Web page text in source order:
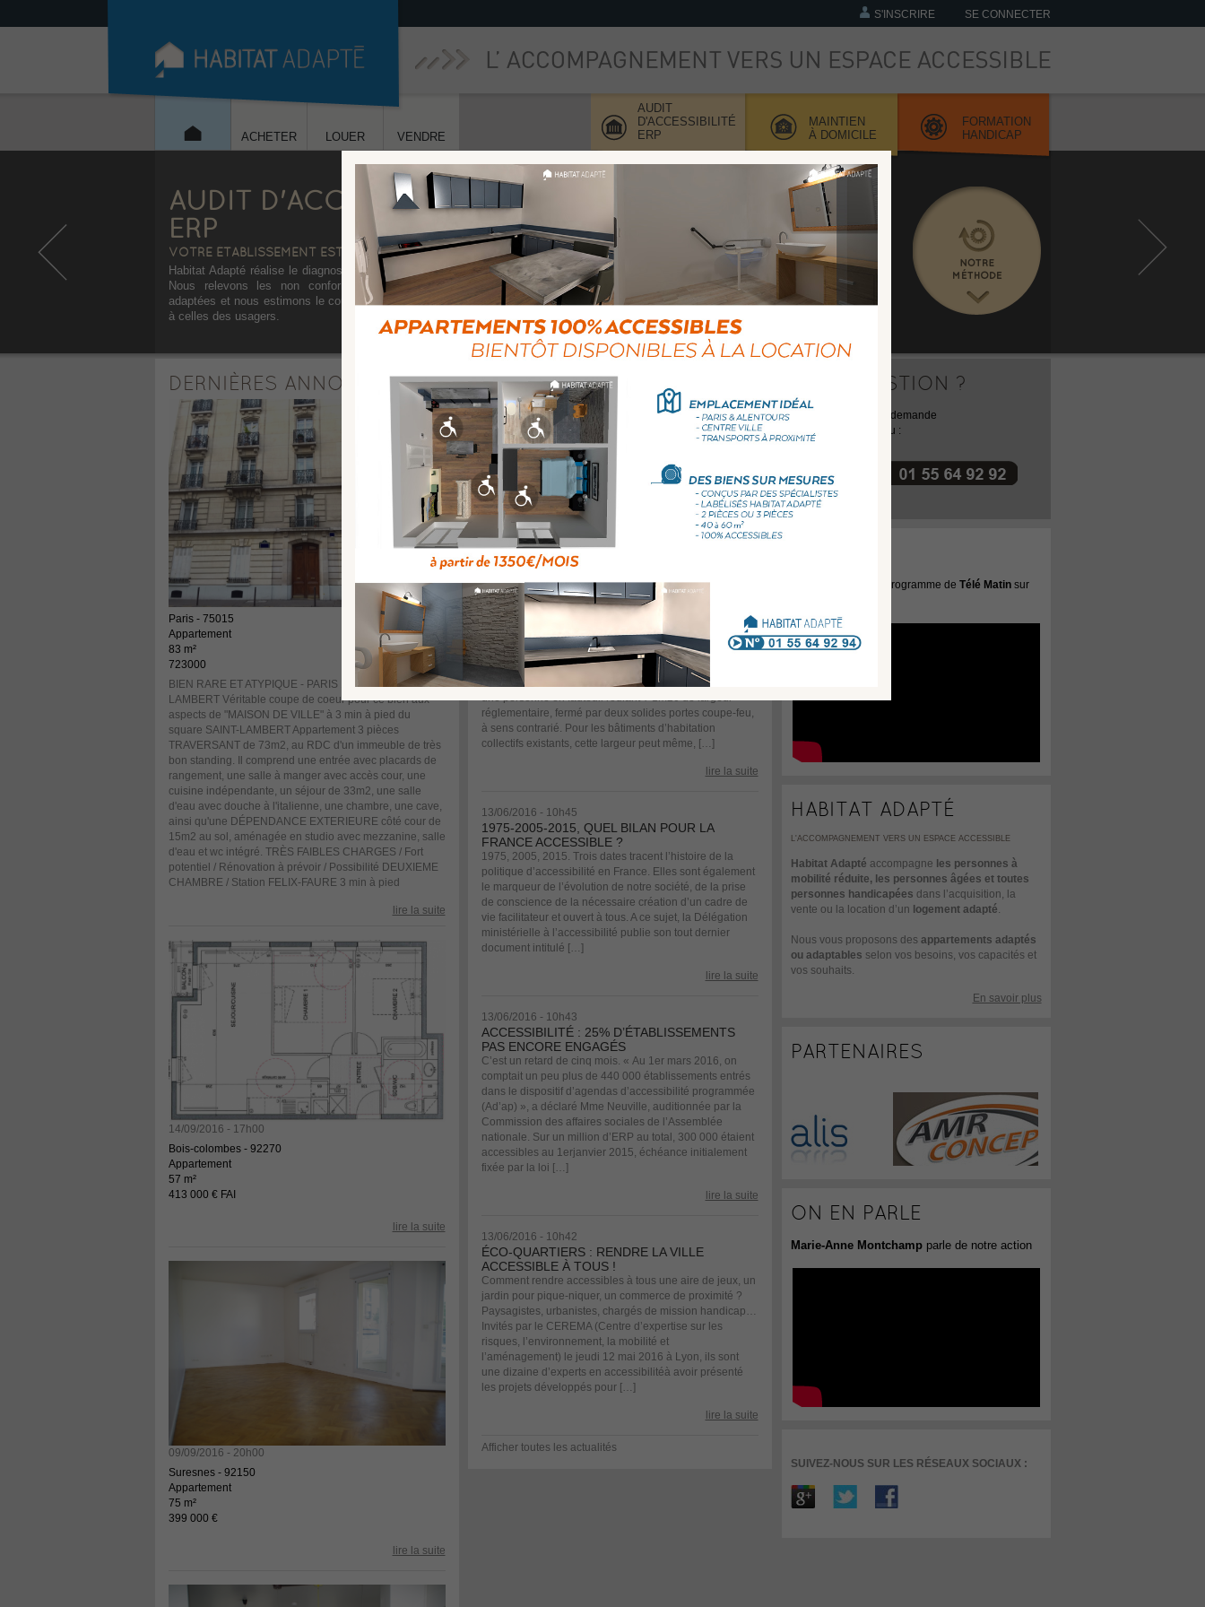
S'INSCRIRE SE CONNECTER
ACHETER LOUER VENDRE
AUDIT
D'ACCESSIBILITÉ
ERP
MAINTIEN
À DOMICILE
FORMATION
HANDICAP
AUDIT D'ACCESSIBILITÉ
ERP
VOTRE ÉTABLISSEMENT EST-IL CONFORME ?
Habitat Adapté réalise le diagnostic d’accessibilité de votre établissement.
Nous relevons les non conformités, nous préconisons des solutions
adaptées et nous estimons le coût des travaux, alliant vos problématiques
à celles des usagers.
DERNIÈRES ANNONCES
Paris - 75015
Appartement
83 m²
723000
BIEN RARE ET ATYPIQUE - PARIS 15E - SAINT-
LAMBERT Véritable coupe de coeur pour ce bien aux
aspects de "MAISON DE VILLE" à 3 min à pied du
square SAINT-LAMBERT Appartement 3 pièces
TRAVERSANT de 73m2, au RDC d'un immeuble de très
bon standing. Il comprend une entrée avec placards de
rangement, une salle à manger avec accès cour, une
cuisine indépendante, un séjour de 33m2, une salle
d'eau avec douche à l'italienne, une chambre, une cave,
ainsi qu'une DÉPENDANCE EXTERIEURE côté cour de
15m2 au sol, aménagée en studio avec mezzanine, salle
d'eau et wc intégré. TRÈS FAIBLES CHARGES / Fort
potentiel / Rénovation à prévoir / Possibilité DEUXIEME
CHAMBRE / Station FELIX-FAURE 3 min à pied
lire la suite
14/09/2016 - 17h00
Bois-colombes - 92270
Appartement
57 m²
413 000 € FAI
lire la suite
09/09/2016 - 20h00
Suresnes - 92150
Appartement
75 m²
399 000 €
lire la suite
ACTUALITÉS
13/06/2016 - 10h57
CARTE MOBILITÉ INCLUSION : LA FIN DES
AUTRES CARTES !
La carte « mobilité inclusion » annoncée par le Président
de la République lors de la Conférence nationale du
handicap de décembre 2014, sera disponible à partir du
premier janvier 2017. Elle se substituera aux cartes dites
« de stationnement », « de priorité » et « d’invalidité »
tout en maintenant les droits des personnes. L’objectif
est de raccourcir nettement le délai […]
13/06/2016 - 10h55
VICTOIRE POUR L’ACCESSIBILITÉ, DES SAS
DE PARKING ÉLARGIS !
Imaginez un incendie dans le parking d’un immeuble…
Heureusement, il est séparé des parties communes par
un sas. Mais que se passe-t-il si, dans ce sas, circule
une personne en fauteuil roulant ? 1m20 de largeur
réglementaire, fermé par deux solides portes coupe-feu,
à sens contrarié. Pour les bâtiments d’habitation
collectifs existants, cette largeur peut même, […]
lire la suite
13/06/2016 - 10h45
1975-2005-2015, QUEL BILAN POUR LA
FRANCE ACCESSIBLE ?
1975, 2005, 2015. Trois dates tracent l’histoire de la
politique d’accessibilité en France. Elles sont également
le marqueur de l’évolution de notre société, de la prise
de conscience de la nécessaire création d’un cadre de
vie facilitateur et ouvert à tous. A ce sujet, la Délégation
ministérielle à l’accessibilité publie son tout dernier
document intitulé […]
lire la suite
13/06/2016 - 10h43
ACCESSIBILITÉ : 25% D’ÉTABLISSEMENTS
PAS ENCORE ENGAGÉS
C’est un retard de cinq mois. « Au 1er mars 2016, on
comptait un peu plus de 440 000 établissements entrés
dans le dispositif d’agendas d’accessibilité programmée
(Ad’ap) », a déclaré Mme Neuville, auditionnée par la
Commission des affaires sociales de l’Assemblée
nationale. Sur un million d’ERP au total, 300 000 étaient
accessibles au 1erjanvier 2015, échéance initialement
fixée par la loi […]
lire la suite
13/06/2016 - 10h42
ÉCO-QUARTIERS : RENDRE LA VILLE
ACCESSIBLE À TOUS !
Comment rendre accessibles à tous une aire de jeux, un
jardin pour pique-niquer, un commerce de proximité ?
Paysagistes, urbanistes, chargés de mission handicap…
Invités par le CEREMA (Centre d’expertise sur les
risques, l’environnement, la mobilité et
l’aménagement) le jeudi 12 mai 2016 à Lyon, ils sont
une dizaine d’experts en accessibilitéà avoir présenté
les projets développés pour […]
lire la suite
Afficher toutes les actualités
UNE QUESTION ?
Envoyez-nous votre demande
ou contactez-nous au :
OU
au programme de Télé Matinsur
HABITAT ADAPTÉ
L'ACCOMPAGNEMENT VERS UN ESPACE ACCESSIBLE
Habitat Adapté accompagne les personnes à
mobilité réduite, les personnes âgées et toutes
personnes handicapées dans l’acquisition, la
vente ou la location d’un logement adapté.
Nous vous proposons des appartements adaptés
ou adaptables selon vos besoins, vos capacités et
vos souhaits.
En savoir plus
PARTENAIRES
ON EN PARLE
Marie-Anne Montchamp parle de notre action
SUIVEZ-NOUS SUR LES RÉSEAUX SOCIAUX :